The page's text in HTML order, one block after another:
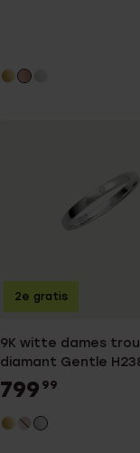
9K witte dames
diamant Gentle
799 99
2e gratis